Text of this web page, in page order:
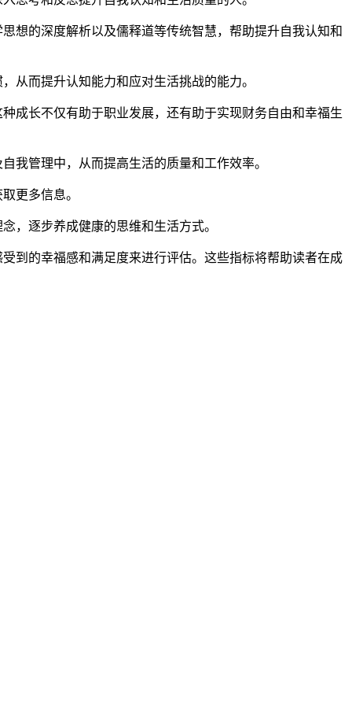
想的深度解析以及儒释道等传统智慧，帮助提升自我认知和
从而提升认知能力和应对生活挑战的能力。
成长不仅有助于职业发展，还有助于实现财务自由和幸福生
我管理中，从而提高生活的质量和工作效率。
更多信息。
，逐步养成健康的思维和生活方式。
到的幸福感和满足度来进行评估。这些指标将帮助读者在成